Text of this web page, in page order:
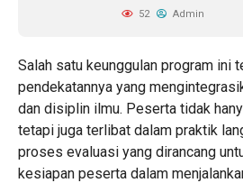
52 Admin
Salah satu keunggulan program ini
pendekatannya yang
dan disiplin ilmu. Peserta tidak
tetapi juga terlibat dalam praktik
proses evaluasi yang dirancang
kesiapan peserta dalam